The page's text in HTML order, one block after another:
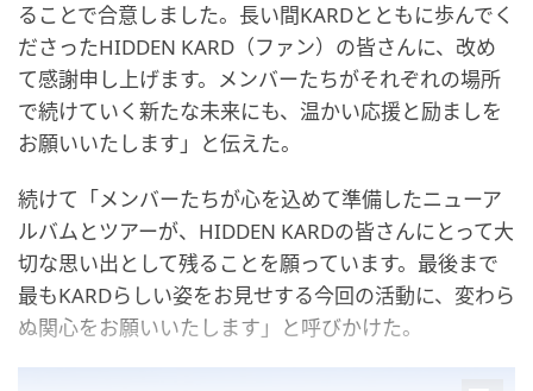
ることで合意しました。長い間KARDとともに歩んでく
ださったHIDDEN KARD（ファン）の皆さんに、改め
て感謝申し上げます。メンバーたちがそれぞれの場所
で続けていく新たな未来にも、温かい応援と励ましを
お願いいたします」と伝えた。
続けて「メンバーたちが心を込めて準備したニューア
ルバムとツアーが、HIDDEN KARDの皆さんにとって大
切な思い出として残ることを願っています。最後まで
最もKARDらしい姿をお見せする今回の活動に、変わら
ぬ関心をお願いいたします」と呼びかけた。